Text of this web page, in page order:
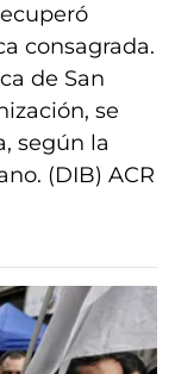
consagrada.
de San
se
según la
(DIB) ACR